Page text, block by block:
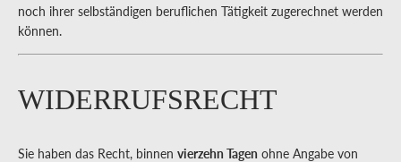
noch ihrer selbständigen beruflichen Tätigkeit zugerechnet werden
können.
WIDERRUFSRECHT
Sie haben das Recht, binnen vierzehn Tagen ohne Angabe von